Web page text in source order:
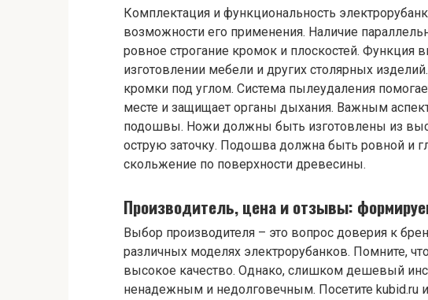
Комплектация и функциональность
возможности его применения. Наличие
ровное строгание кромок и плоскостей. Функция
изготовлении мебели и других столярных
кромки под углом. Система пылеудаления
месте и защищает органы дыхания. Важным
подошвы. Ножи должны быть изготовлены из
острую заточку. Подошва должна быть ровной и
скольжение по поверхности древесины.
Производитель, цена и отзывы:
Выбор производителя – это вопрос доверия к
различных моделях электрорубанков. Помните,
высокое качество. Однако, слишком дешевый
ненадежным и недолговечным. Посетите kubid.ru